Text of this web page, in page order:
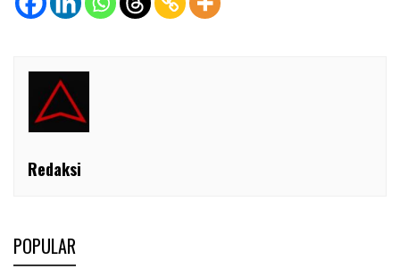
Redaksi
POPULAR